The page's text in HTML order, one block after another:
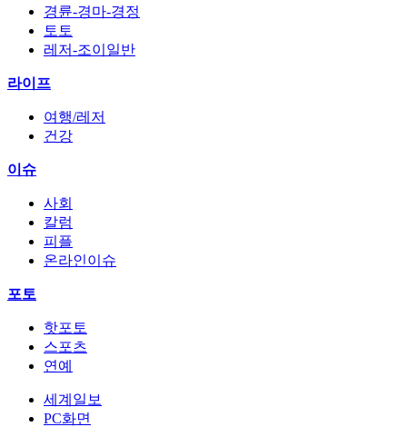
경륜-경마-경정
토토
레저-조이일반
라이프
여행/레저
건강
이슈
사회
칼럼
피플
온라인이슈
포토
핫포토
스포츠
연예
세계일보
PC화면